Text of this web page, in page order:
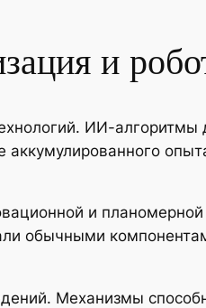
и
ИИ-алгоритмы
и планомерной
обычными
Механизмы